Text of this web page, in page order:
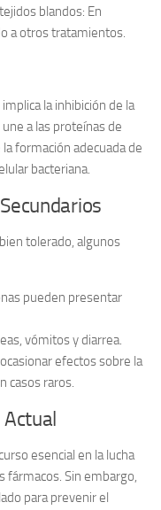
blandos: En
a otros tratamientos.
la inhibición de la
a las proteínas de
formación adecuada de
bacteriana.
tolerado, algunos
pueden presentar
vómitos y diarrea.
efectos sobre la
casos raros.
esencial en la lucha
fármacos. Sin embargo,
para prevenir el